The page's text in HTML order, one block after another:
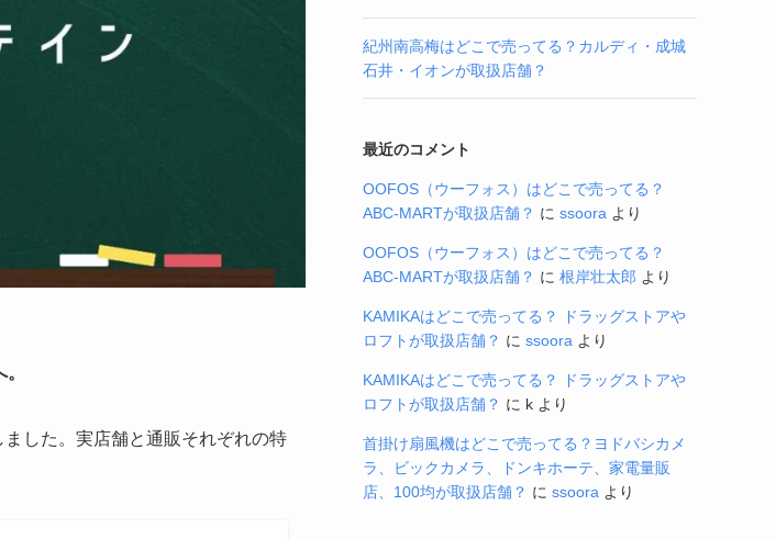
した。実店舗と通販それぞれの特
紀州南高梅はどこで売ってる？カルディ・成城
石井・イオンが取扱店舗？
最近のコメント
OOFOS（ウーフォス）はどこで売ってる？
ABC-MARTが取扱店舗？ に ssoora より
OOFOS（ウーフォス）はどこで売ってる？
ABC-MARTが取扱店舗？ に 根岸壮太郎 より
KAMIKAはどこで売ってる？ ドラッグストアや
ロフトが取扱店舗？ に ssoora より
KAMIKAはどこで売ってる？ ドラッグストアや
ロフトが取扱店舗？ に k より
首掛け扇風機はどこで売ってる？ヨドバシカメ
ラ、ビックカメラ、ドンキホーテ、家電量販
店、100均が取扱店舗？ に ssoora より